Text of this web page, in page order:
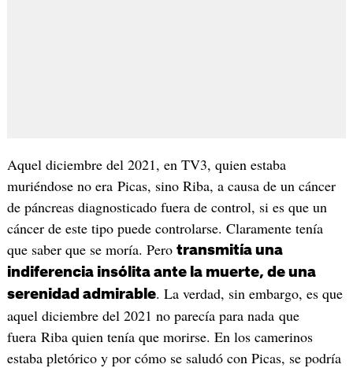
Aquel diciembre del 2021, en TV3, quien estaba
muriéndose no era Picas, sino Riba, a causa de un cáncer
de páncreas diagnosticado fuera de control, si es que un
cáncer de este tipo puede controlarse. Claramente tenía
que saber que se moría. Pero transmitía una
indiferencia insólita ante la muerte, de una
serenidad admirable. La verdad, sin embargo, es que
aquel diciembre del 2021 no parecía para nada que
fuera Riba quien tenía que morirse. En los camerinos
estaba pletórico y por cómo se saludó con Picas, se podría